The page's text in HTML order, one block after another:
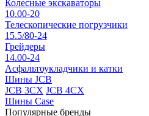
Колесные экскаваторы
10.00-20
Телескопические погрузчики
15.5/80-24
Грейдеры
14.00-24
Асфальтоукладчики и катки
Шины JCB
JCB 3CX JCB 4CX
Шины Case
Популярные бренды